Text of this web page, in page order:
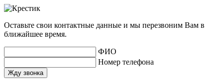
Оставьте свои контактные данные и мы перезвоним Вам в
ближайшее время.
ФИО
Номер телефона